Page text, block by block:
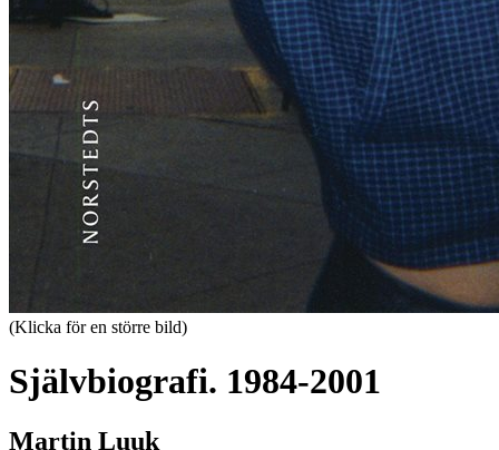
(Klicka för en större bild)
Självbiografi. 1984-2001
Martin Luuk